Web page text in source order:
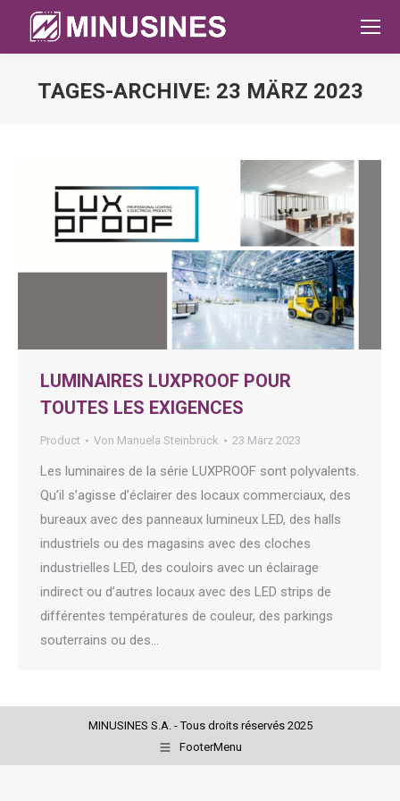
TAGES-ARCHIVE: 23 MÄRZ 2023
LUMINAIRES LUXPROOF POUR
TOUTES LES EXIGENCES
Product Von Manuela Steinbrück 23 März 2023
Les luminaires de la série LUXPROOF sont polyvalents.
Qu’il s’agisse d’éclairer des locaux commerciaux, des
bureaux avec des panneaux lumineux LED, des halls
industriels ou des magasins avec des cloches
industrielles LED, des couloirs avec un éclairage
indirect ou d’autres locaux avec des LED strips de
différentes températures de couleur, des parkings
souterrains ou des…
MINUSINES S.A. - Tous droits réservés 2025
FooterMenu